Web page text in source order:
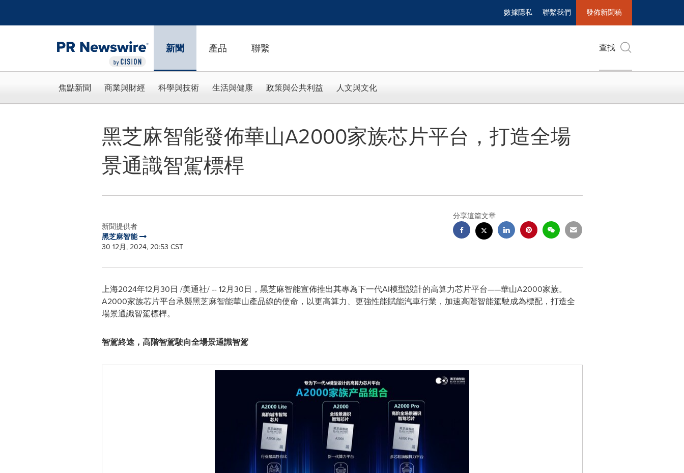
數據隱私 聯繫我們 發佈新聞稿
新聞 產品 聯繫 查找
焦點新聞 商業與財經 科學與技術 生活與健康 政策與公共利益 人文與文化
黑芝麻智能發佈華山A2000家族芯片平台，打造全場
景通識智駕標桿
新聞提供者
黑芝麻智能
30 12月, 2024, 20:53 CST
分享這篇文章
上海2024年12月30日 /美通社/ -- 12月30日，黑芝麻智能宣佈推出其專為下一代AI模型設計的高算力芯片平台——華山A2000家族。
A2000家族芯片平台承襲黑芝麻智能華山產品線的使命，以更高算力、更強性能賦能汽車行業，加速高階智能駕駛成為標配，打造全
場景通識智駕標桿。
智駕終途，高階智駕駛向全場景通識智駕